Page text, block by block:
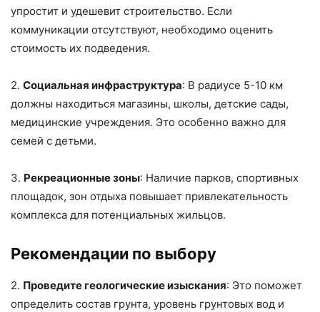
упростит и удешевит строительство. Если
коммуникации отсутствуют, необходимо оценить
стоимость их подведения.
2. Социальная инфраструктура: В радиусе 5-10 км
должны находиться магазины, школы, детские сады,
медицинские учреждения. Это особенно важно для
семей с детьми.
3. Рекреационные зоны: Наличие парков, спортивных
площадок, зон отдыха повышает привлекательность
комплекса для потенциальных жильцов.
Рекомендации по выбору
2. Проведите геологические изыскания: Это поможет
определить состав грунта, уровень грунтовых вод и